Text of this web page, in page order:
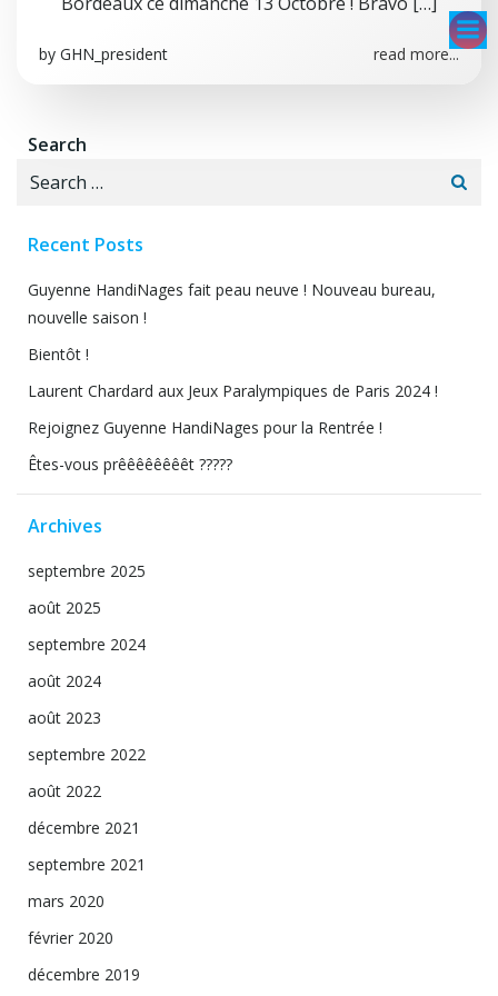
Aller
by GHN_president read more...
Search
Search
Recent Posts
Guyenne HandiNages fait peau neuve ! Nouveau bureau,
nouvelle saison !
Bientôt !
Laurent Chardard aux Jeux Paralympiques de Paris 2024 !
Rejoignez Guyenne HandiNages pour la Rentrée !
Êtes-vous prêêêêêêêêt ?????
Archives
septembre 2025
août 2025
septembre 2024
août 2024
août 2023
septembre 2022
août 2022
décembre 2021
septembre 2021
mars 2020
février 2020
décembre 2019